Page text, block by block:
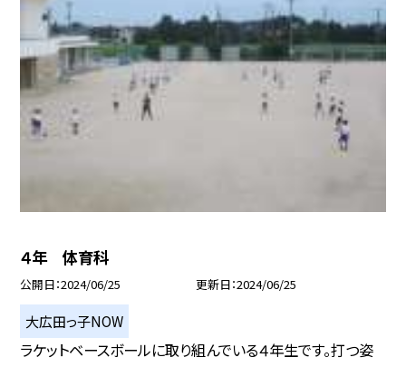
４年 体育科
公開日 2024/06/25 更新日 2024/06/25
大広田っ子NOW
ラケットベースボールに取り組んでいる４年生です。打つ姿